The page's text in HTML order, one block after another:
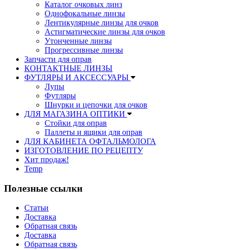
Каталог очковых линз
Однофокальные линзы
Лентикулярные линзы для очков
Астигматические линзы для очков
Утонченные линзы
Прогрессивные линзы
Запчасти для оправ
КОНТАКТНЫЕ ЛИНЗЫ
ФУТЛЯРЫ И АКСЕССУАРЫ
Лупы
Футляры
Шнурки и цепочки для очков
ДЛЯ МАГАЗИНА ОПТИКИ
Стойки для оправ
Паллеты и ящики для оправ
ДЛЯ КАБИНЕТА ОФТАЛЬМОЛОГА
ИЗГОТОВЛЕНИЕ ПО РЕЦЕПТУ
Хит продаж!
Temp
Полезные ссылки
Статьи
Доставка
Обратная связь
Доставка
Обратная связь